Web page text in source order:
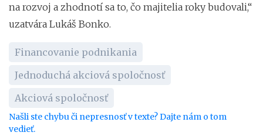
na rozvoj a zhodnotí sa to, čo majitelia roky budovali,“
uzatvára Lukáš Bonko.
Financovanie podnikania
Jednoduchá akciová spoločnosť
Akciová spoločnosť
Našli ste chybu či nepresnosť v texte? Dajte nám o tom
vedieť.